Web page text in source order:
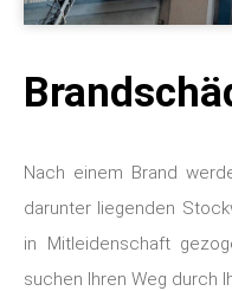
Nach einem Brand
darunter liegenden
in Mitleidenschaft
suchen Ihren Weg durch